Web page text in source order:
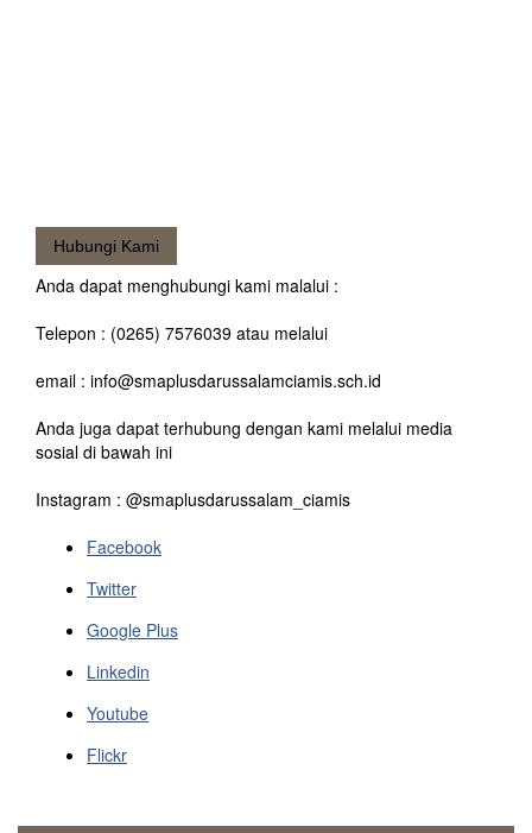
Hubungi Kami
Anda dapat menghubungi kami malalui :
Telepon : (0265) 7576039 atau melalui
email : info@smaplusdarussalamciamis.sch.id
Anda juga dapat terhubung dengan kami melalui media
sosial di bawah ini
Instagram : @smaplusdarussalam_ciamis
Facebook
Twitter
Google Plus
Linkedin
Youtube
Flickr